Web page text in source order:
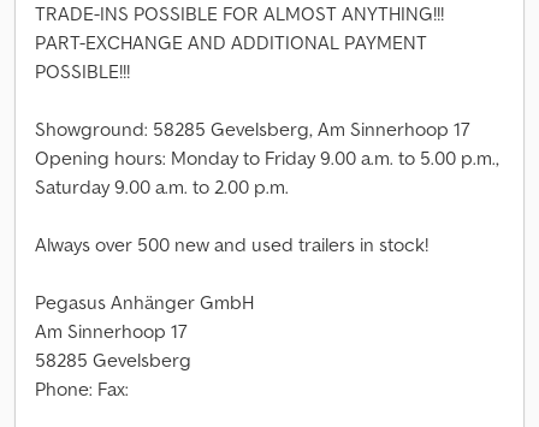
TRADE-INS POSSIBLE FOR ALMOST ANYTHING!!!
PART-EXCHANGE AND ADDITIONAL PAYMENT
POSSIBLE!!!
Showground: 58285 Gevelsberg, Am Sinnerhoop 17
Opening hours: Monday to Friday 9.00 a.m. to 5.00 p.m.,
Saturday 9.00 a.m. to 2.00 p.m.
Always over 500 new and used trailers in stock!
Pegasus Anhänger GmbH
Am Sinnerhoop 17
58285 Gevelsberg
Phone: Fax: